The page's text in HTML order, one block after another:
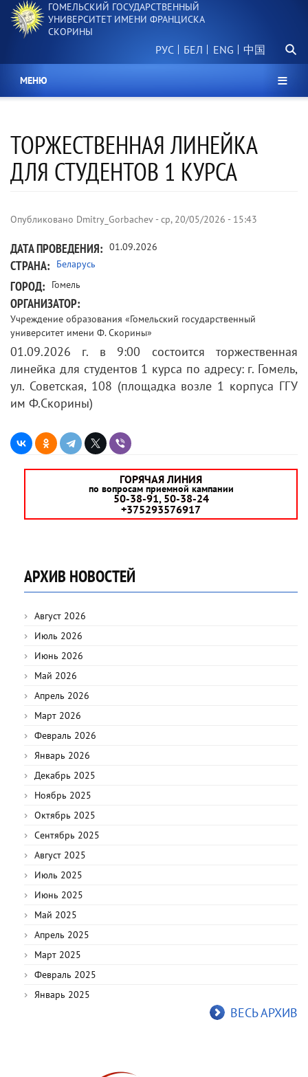
Перейти
основному
ГОМЕЛЬСКИЙ ГОСУДАРСТВЕННЫЙ
УНИВЕРСИТЕТ ИМЕНИ ФРАНЦИСКА
СКОРИНЫ
РУС БЕЛ 中国
МЕНЮ
ТОРЖЕСТВЕННАЯ ЛИНЕЙКА
ДЛЯ СТУДЕНТОВ 1 КУРСА
Опубликовано Dmitry_Gorbachev-ср, 20/05/2026 - 15:43
ДАТА ПРОВЕДЕНИЯ 01.09.2026
СТРАНА Беларусь
ГОРОД Гомель
ОРГАНИЗАТОР
Учреждение образования «Гомельский государственный
университет имени Ф. Скорины»
01.09.2026 г. в 9:00 состоится торжественная
линейка для студентов 1 курса по адресу: г. Гомель,
ул. Советская, 108 (площадка возле 1 корпуса ГГУ
им Ф.Скорины)
ГОРЯЧАЯ ЛИНИЯ
по вопросам приемной кампании
50-38-91, 50-38-24
+375293576917
АРХИВ НОВОСТЕЙ
Август 2026
Июль 2026
Июнь 2026
Май 2026
Апрель 2026
Март 2026
Февраль 2026
Январь 2026
Декабрь 2025
Ноябрь 2025
Октябрь 2025
Сентябрь 2025
Август 2025
Июль 2025
Июнь 2025
Май 2025
Апрель 2025
Март 2025
Февраль 2025
Январь 2025
ВЕСЬ АРХИВ